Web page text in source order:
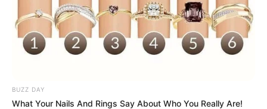
BUZZ DAY
What Your Nails And Rings Say About Who You Really Are!